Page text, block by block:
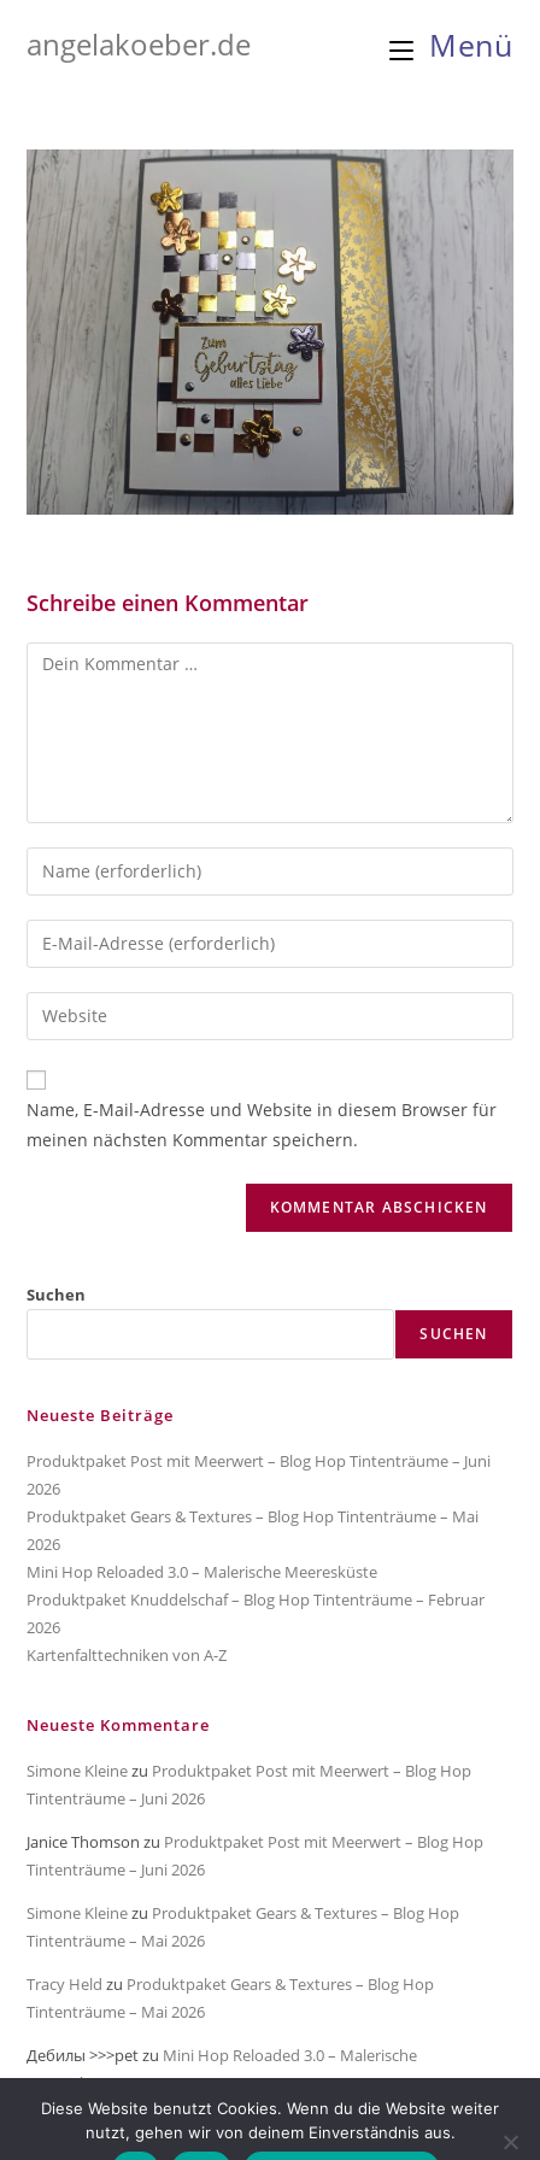
Inhaltangelakoeber.de Menü
Schreibe einen Kommentar
Kommentar
Gib
deinen
Namen
oder
zum
Kommentieren
ein
Gib
deine
E-
Mail-
zum
Kommentieren
ein
Gib
deine
Website-
URL
Name, E-Mail-Adresse und Website in diesem Browser für
meinen nächsten Kommentar speichern.
Suchen
SUCHEN
Neueste Beiträge
Produktpaket Post mit Meerwert – Blog Hop Tintenträume – Juni
2026
Produktpaket Gears & Textures – Blog Hop Tintenträume – Mai
2026
Mini Hop Reloaded 3.0 – Malerische Meeresküste
Produktpaket Knuddelschaf – Blog Hop Tintenträume – Februar
2026
Kartenfalttechniken von A-Z
Neueste Kommentare
Simone Kleinezu Produktpaket Post mit Meerwert – Blog Hop
Tintenträume – Juni 2026
Janice Thomson zu Produktpaket Post mit Meerwert – Blog Hop
Tintenträume – Juni 2026
Simone Kleinezu Produktpaket Gears & Textures – Blog Hop
Tintenträume – Mai 2026
Tracy Held zu Produktpaket Gears & Textures – Blog Hop
Tintenträume – Mai 2026
Дебилы >>>petzu Mini Hop Reloaded 3.0 – Malerische
Meeresküste
Diese Website benutzt Cookies. Wenn du die Website weiter
nutzt, gehen wir von deinem Einverständnis aus.